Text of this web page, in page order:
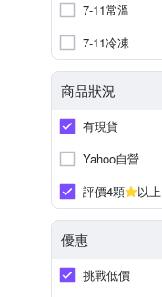
7-11常溫
7-11冷凍
商品狀況
有現貨
Yahoo自營
評價4顆
以上
優惠
挑戰低價